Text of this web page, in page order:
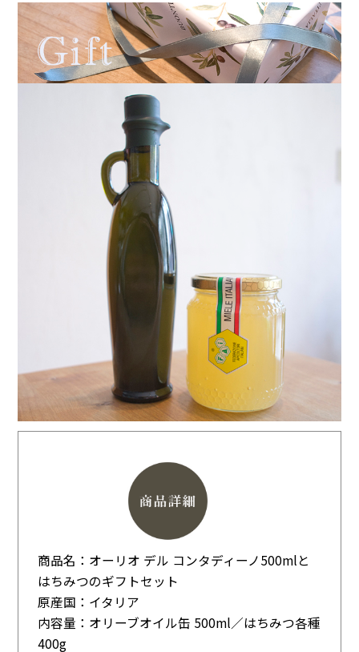
商品名：オーリオ デル コンタディーノ500mlと
はちみつのギフトセット
原産国：イタリア
内容量：オリーブオイル缶 500ml／はちみつ各種
400g